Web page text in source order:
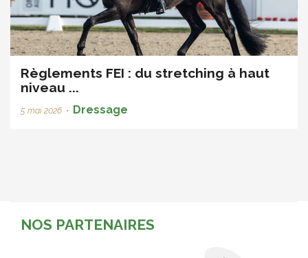
Règlements FEI : du stretching à haut
niveau ...
5 mai 2026 • Dressage
NOS PARTENAIRES